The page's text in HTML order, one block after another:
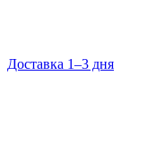
Доставка 1–3 дня